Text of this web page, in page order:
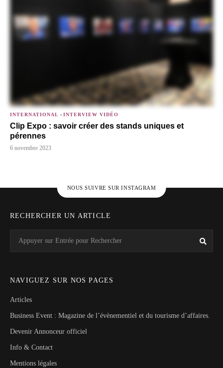
INTERNATIONAL - INTERVIEW VIDÉO
Clip Expo : savoir créer des stands uniques et
pérennes
6 novembre 2023
NOUS SUIVRE SUR INSTAGRAM
RECHERCHER UN ARTICLE
for:
NAVIGUEZ SUR NOS PAGES
Articles
Business Event : Magazine de l’évènementiel et du tourisme d’affaires.
Devenir Annonceur officiel
Info & Contact
Mentions légales